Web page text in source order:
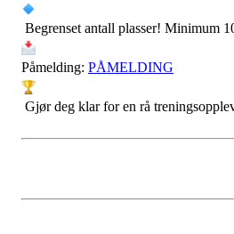
Begrenset antall plasser! Minimum
Påmelding: PÅMELDING
Gjør deg klar for en rå